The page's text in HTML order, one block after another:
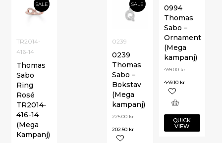
0994
Thomas
Sabo –
Ornament
(Mega
kampanj)
499.00 kr
449.10 kr
QUICK
VIEW
SALE
TR2014-
416-14
Thomas
Sabo
Ring
Rosé
TR2014-
416-14
(Mega
Kampanj)
SALE
0239
0239
Thomas
Sabo –
Bokstav
(Mega
kampanj)
225.00 kr
202.50 kr